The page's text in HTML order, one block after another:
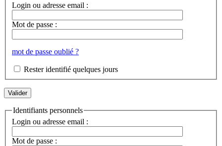
Login ou adresse email :
Mot de passe :
mot de passe oublié ?
Rester identifié quelques jours
Identifiants personnels
Login ou adresse email :
Mot de passe :